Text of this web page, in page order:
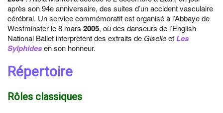
après son 94e anniversaire, des suites d’un accident vasculaire
cérébral. Un service commémoratif est organisé à l’Abbaye de
Westminster le 8 mars 2005, où des danseurs de l’English
National Ballet interprètent des extraits de GiselleetLes
Sylphidesen son honneur.
Répertoire
Rôles classiques